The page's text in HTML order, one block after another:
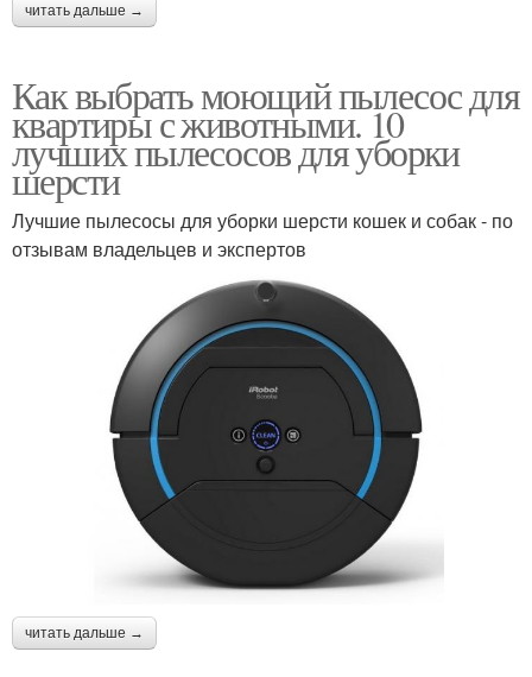
читать дальше →
Как выбрать моющий пылесос для
квартиры с животными. 10
лучших пылесосов для уборки
шерсти
Лучшие пылесосы для уборки шерсти кошек и собак - по
отзывам владельцев и экспертов
читать дальше →